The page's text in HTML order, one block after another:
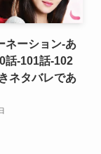
ネーション-あ
話-101話-102
ネタバレであ